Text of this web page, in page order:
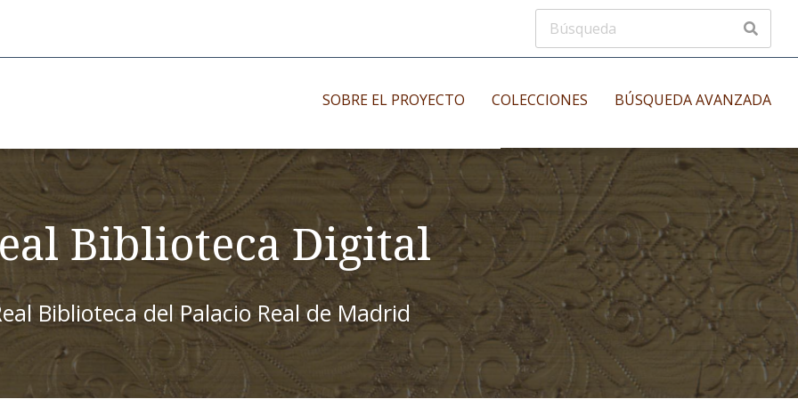
SOBRE EL PROYECTO COLECCIONES
Impresos antiguos
Impresos modernos
Impresos menores
Manuscritos musicales
Incunables
BÚSQUEDA AVANZADA
Biblioteca Digital
Biblioteca del Palacio Real de Madrid